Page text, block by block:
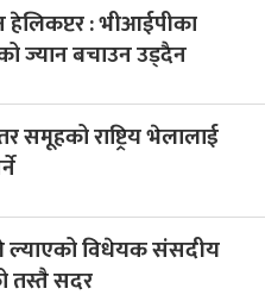
: भीआईपीका
ज्यान बचाउन उड्दैन
समूहको राष्ट्रिय भेलालाई
ल्याएको विधेयक संसदीय
तस्तै सदर